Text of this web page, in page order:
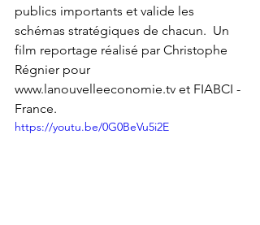
publics importants et valide les
schémas stratégiques de chacun.  Un
film reportage réalisé par Christophe
Régnier pour
www.lanouvelleeconomie.tv et FIABCI -
France.
https://youtu.be/0G0BeVu5i2E